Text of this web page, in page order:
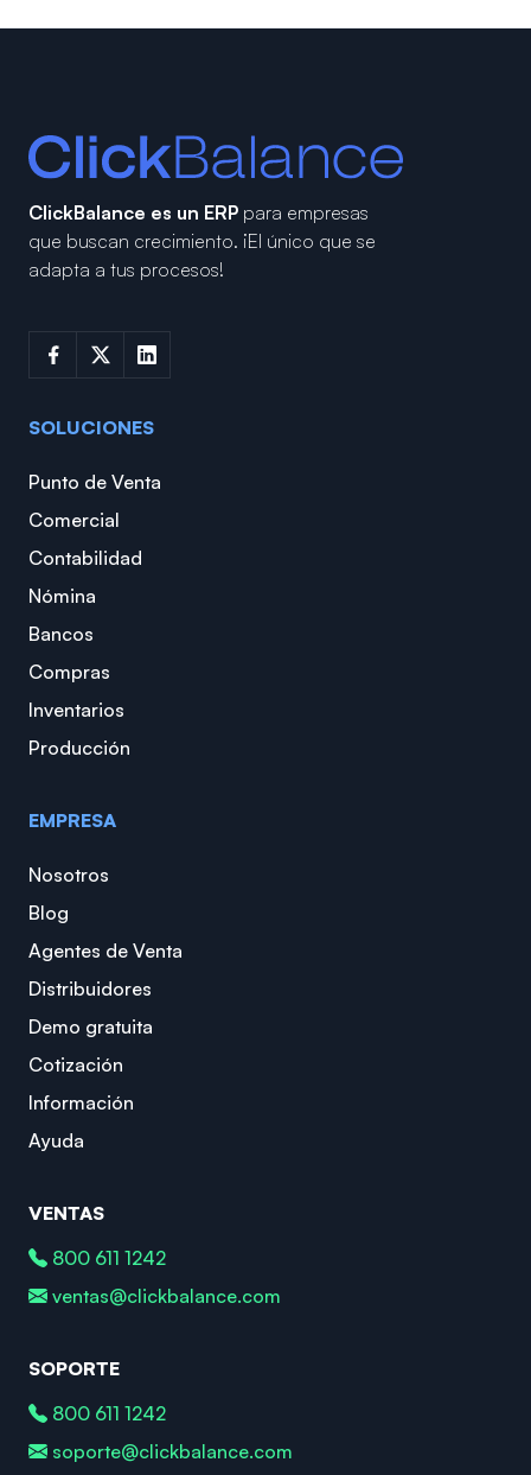
ClickBalance es un ERP para empresas
que buscan crecimiento. ¡El único que se
adapta a tus procesos!
SOLUCIONES
Punto de Venta
Comercial
Contabilidad
Nómina
Bancos
Compras
Inventarios
Producción
EMPRESA
Nosotros
Blog
Agentes de Venta
Distribuidores
Demo gratuita
Cotización
Información
Ayuda
VENTAS
800 611 1242
ventas@clickbalance.com
SOPORTE
800 611 1242
soporte@clickbalance.com